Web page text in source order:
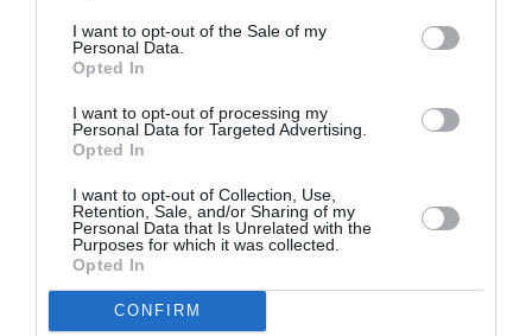
I want to opt-out of the Sale of my
Personal Data.
Opted In
I want to opt-out of processing my
Personal Data for Targeted Advertising.
Opted In
I want to opt-out of Collection, Use,
Retention, Sale, and/or Sharing of my
Personal Data that Is Unrelated with the
Purposes for which it was collected.
Opted In
CONFIRM
La planta muere despues de la floración, se reproduce
por hijuelos, brotes de raíz, que dan paso a nuevas
plantas a su alrededor. PLANTA CON GRADO DE
DIFICULTAD MUY BAJO.